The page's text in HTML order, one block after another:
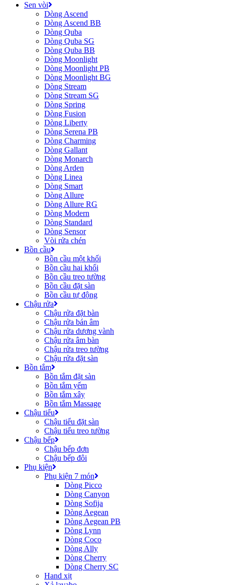
Sen vòi
Dòng Ascend
Dòng Ascend BB
Dòng Quba
Dòng Quba SG
Dòng Quba BB
Dòng Moonlight
Dòng Moonlight PB
Dòng Moonlight BG
Dòng Stream
Dòng Stream SG
Dòng Spring
Dòng Fusion
Dòng Liberty
Dòng Serena PB
Dòng Charming
Dòng Gallant
Dòng Monarch
Dòng Arden
Dòng Linea
Dòng Smart
Dòng Allure
Dòng Allure RG
Dòng Modern
Dòng Standard
Dòng Sensor
Vòi rửa chén
Bồn cầu
Bồn cầu một khối
Bồn cầu hai khối
Bồn cầu treo tường
Bồn cầu đặt sàn
Bồn cầu tự động
Chậu rửa
Chậu rửa đặt bàn
Chậu rửa bán âm
Chậu rửa dương vành
Chậu rửa âm bàn
Chậu rửa treo tường
Chậu rửa đặt sàn
Bồn tắm
Bồn tắm đặt sàn
Bồn tắm yếm
Bồn tắm xây
Bồn tắm Massage
Chậu tiểu
Chậu tiểu đặt sàn
Chậu tiểu treo tường
Chậu bếp
Chậu bếp đơn
Chậu bếp đôi
Phụ kiện
Phụ kiện 7 món
Dòng Picco
Dòng Canyon
Dòng Sofija
Dòng Aegean
Dòng Aegean PB
Dòng Lynn
Dòng Coco
Dòng Ally
Dòng Cherry
Dòng Cherry SC
Hand xịt